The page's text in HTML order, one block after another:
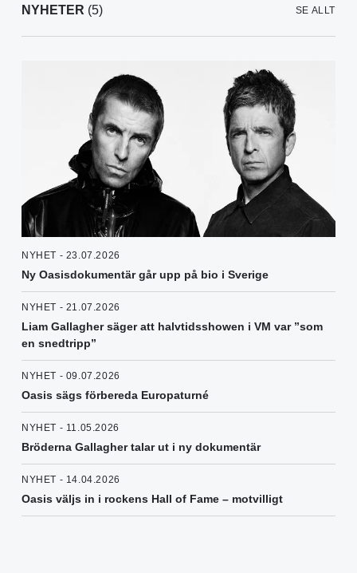
NYHETER (5) SE ALLT
NYHET - 23.07.2026
Ny Oasisdokumentär går upp på bio i Sverige
NYHET - 21.07.2026
Liam Gallagher säger att halvtidsshowen i VM var ”som
en snedtripp”
NYHET - 09.07.2026
Oasis sägs förbereda Europaturné
NYHET - 11.05.2026
Bröderna Gallagher talar ut i ny dokumentär
NYHET - 14.04.2026
Oasis väljs in i rockens Hall of Fame – motvilligt